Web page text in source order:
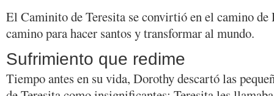
El Caminito de Teresita se convirtió en el camino
camino para hacer santos y transformar al mundo.
Sufrimiento que redime
Tiempo antes en su vida, Dorothy descartó las